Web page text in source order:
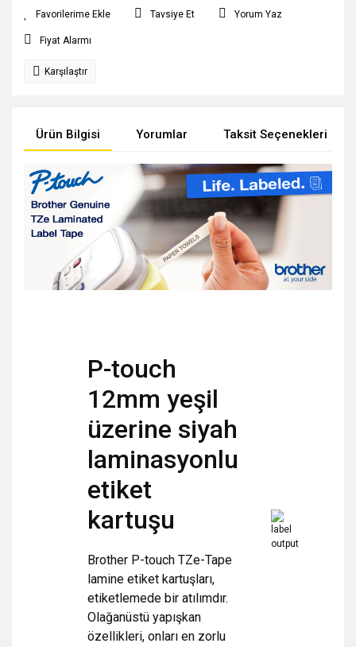
Tavsiye Et Yorum Yaz
Fiyat Alarmı
Karşılaştır
Ürün Bilgisi Yorumlar Taksit Seçenekleri
P-touch
12mm yeşil
üzerine siyah
laminasyonlu
etiket
kartuşu
Brother P-touch TZe-Tape
lamine etiket kartuşları,
etiketlemede bir atılımdır.
Olağanüstü yapışkan
özellikleri, onları en zorlu